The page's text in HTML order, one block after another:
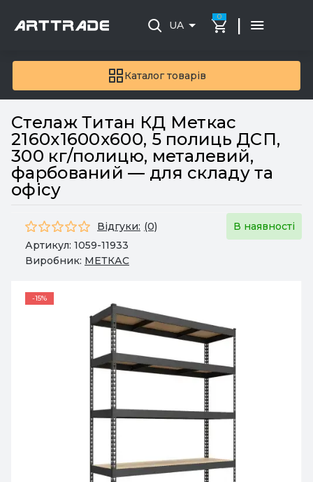
Каталог товарів
UA
0 |
Стелаж Титан КД Меткас
2160х1600х600, 5 полиць ДСП,
300 кг/полицю, металевий,
фарбований — для складу та
офісу
Відгуки: (0)
В наявності
Артикул: 1059-11933
Виробник: МЕТКАС
-15%